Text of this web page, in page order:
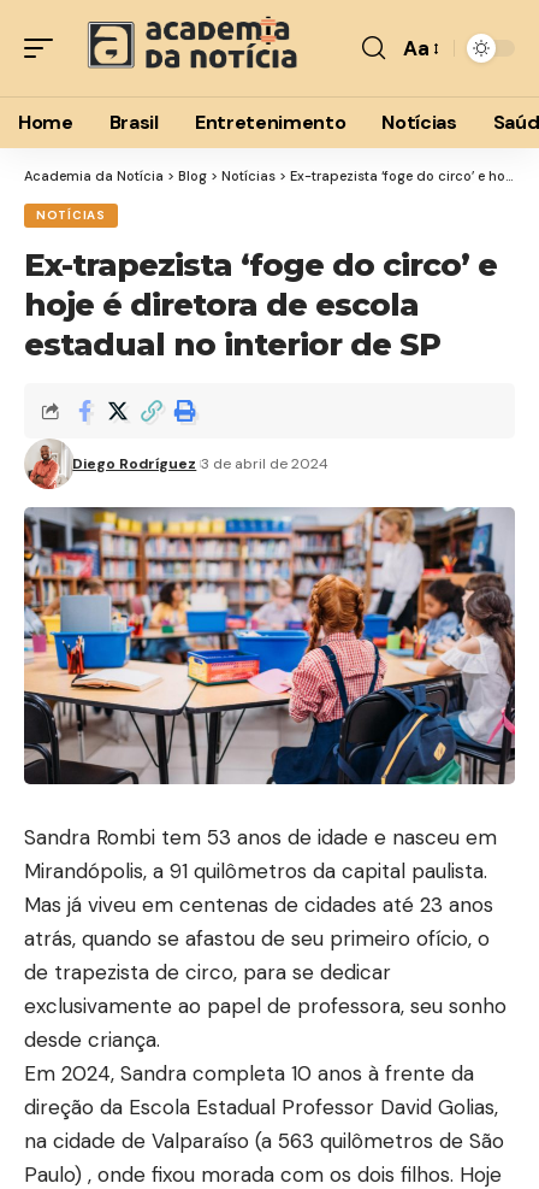
Font
Resizer
Aa
Home Brasil Entretenimento Notícias
Academia da Notícia > Blog > Notícias > Ex-trapezista ‘foge do circo’ e hoje é diretora de escola estadual no interior de SP
NOTÍCIAS
Ex-trapezista ‘foge do circo’ e
hoje é diretora de escola
estadual no interior de SP
Diego Rodríguez 3 de abril de 2024
Sandra Rombi tem 53 anos de idade e nasceu em
Mirandópolis, a 91 quilômetros da capital paulista.
Mas já viveu em centenas de cidades até 23 anos
atrás, quando se afastou de seu primeiro ofício, o
de trapezista de circo, para se dedicar
exclusivamente ao papel de professora, seu sonho
desde criança.
Em 2024, Sandra completa 10 anos à frente da
direção da Escola Estadual Professor David Golias,
na cidade de Valparaíso (a 563 quilômetros de São
Paulo) , onde fixou morada com os dois filhos. Hoje